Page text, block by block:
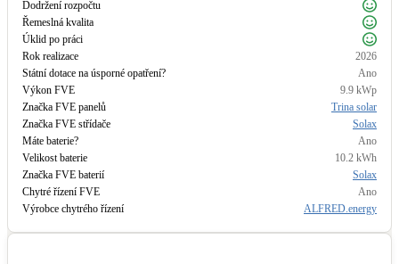
Dodržení rozpočtu
Řemeslná kvalita
Úklid po práci
Rok realizace
2026
Státní dotace na úsporné opatření?
Ano
Výkon FVE
9.9 kWp
Značka FVE panelů
Trina solar
Značka FVE střídače
Solax
Máte baterie?
Ano
Velikost baterie
10.2 kWh
Značka FVE baterií
Solax
Chytré řízení FVE
Ano
Výrobce chytrého řízení
ALFRED.energy